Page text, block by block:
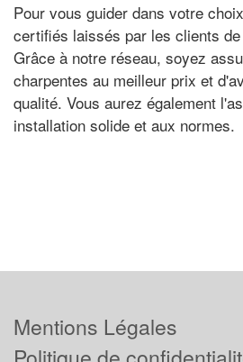
Pour vous guider dans votre
certifiés laissés par les clients
Grâce à notre réseau, soyez
charpentes au meilleur prix et
qualité. Vous aurez également
installation solide et aux normes.
Mentions Légales